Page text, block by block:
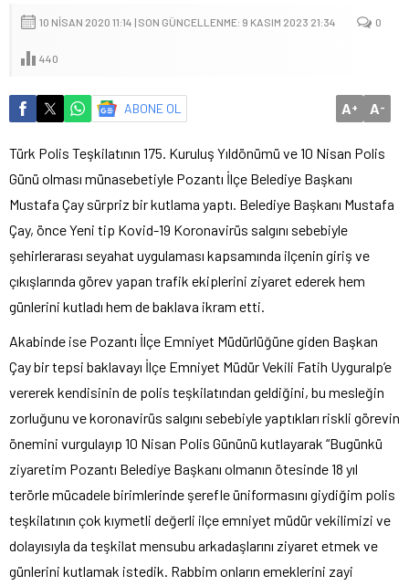
10 NISAN 2020 11:14 | SON GÜNCELLENME: 9 KASIM 2023 21:34 0
440
ABONE OL A+ A-
Türk Polis Teşkilatının 175. Kuruluş Yıldönümü ve 10 Nisan Polis
Günü olması münasebetiyle Pozantı İlçe Belediye Başkanı
Mustafa Çay sürpriz bir kutlama yaptı. Belediye Başkanı Mustafa
Çay, önce Yeni tip Kovid-19 Koronavirüs salgını sebebiyle
şehirlerarası seyahat uygulaması kapsamında ilçenin giriş ve
çıkışlarında görev yapan trafik ekiplerini ziyaret ederek hem
günlerini kutladı hem de baklava ikram etti.
Akabinde ise Pozantı İlçe Emniyet Müdürlüğüne giden Başkan
Çay bir tepsi baklavayı İlçe Emniyet Müdür Vekili Fatih Uyguralp’e
vererek kendisinin de polis teşkilatından geldiğini, bu mesleğin
zorluğunu ve koronavirüs salgını sebebiyle yaptıkları riskli görevin
önemini vurgulayıp 10 Nisan Polis Gününü kutlayarak “Bugünkü
ziyaretim Pozantı Belediye Başkanı olmanın ötesinde 18 yıl
terörle mücadele birimlerinde şerefle üniformasını giydiğim polis
teşkilatının çok kıymetli değerli ilçe emniyet müdür vekilimizi ve
dolayısıyla da teşkilat mensubu arkadaşlarını ziyaret etmek ve
günlerini kutlamak istedik. Rabbim onların emeklerini zayi